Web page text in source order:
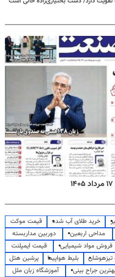
خرید طلای آب شده
قیمت موکت
مداحی اربعین
دوربین مداربسته
فروش مواد شیمیایی
قیمت ایمپلنت
تیزهوشان بلیط هواپیما
پرشین هتل
بهترین جراح بینی
آموزشگاه زبان ملل